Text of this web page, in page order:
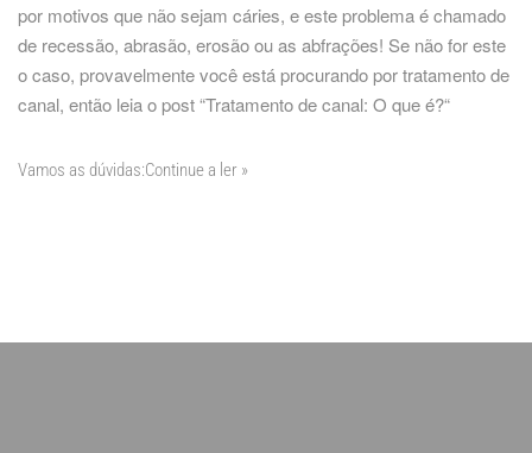
por motivos que não sejam cáries, e este problema é chamado
de recessão, abrasão, erosão ou as abfrações! Se não for este
o caso, provavelmente você está procurando por tratamento de
canal, então leia o post “Tratamento de canal: O que é?“
Vamos as dúvidas:Continue a ler »